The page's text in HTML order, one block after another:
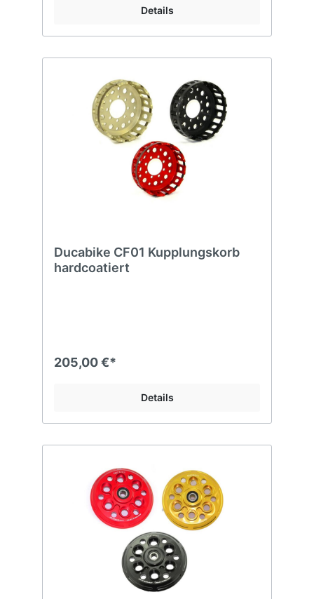
Details
Ducabike CF01 Kupplungskorb
hardcoatiert
205,00 €*
Details